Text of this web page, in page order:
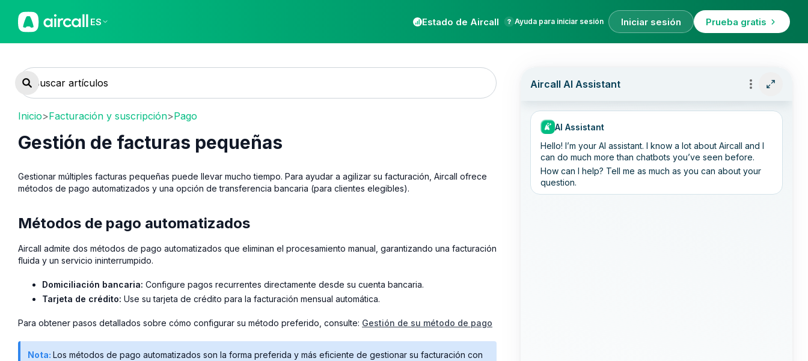
ES Estado de Aircall Ayuda para iniciar sesión Iniciar sesión Prueba gratis
Inicio>Facturación y suscripción>Pago
Gestión de facturas pequeñas
Gestionar múltiples facturas pequeñas puede llevar mucho tiempo. Para ayudar a agilizar su facturación, Aircall ofrece
métodos de pago automatizados y una opción de transferencia bancaria (para clientes elegibles).
Métodos de pago automatizados
Aircall admite dos métodos de pago automatizados que eliminan el procesamiento manual, garantizando una facturación
fluida y un servicio ininterrumpido.
Domiciliación bancaria: Configure pagos recurrentes directamente desde su cuenta bancaria.
Tarjeta de crédito: Use su tarjeta de crédito para la facturación mensual automática.
Para obtener pasos detallados sobre cómo configurar su método preferido, consulte: Gestión de su método de pago
Nota: Los métodos de pago automatizados son la forma preferida y más eficiente de gestionar su facturación con